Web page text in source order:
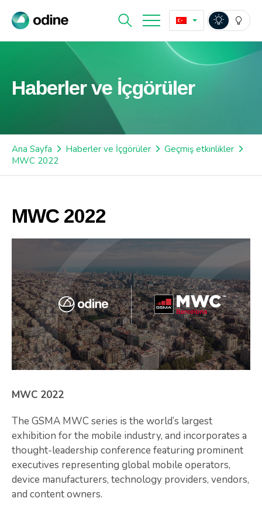
Haberler ve İçgörüler
Ana Sayfa Haberler ve İçgörüler
Geçmiş etkinlikler
MWC 2022
MWC 2022
MWC 2022
The GSMA MWC series is the world’s largest
exhibition for the mobile industry, and incorporates a
thought-leadership conference featuring prominent
executives representing global mobile operators,
device manufacturers, technology providers, vendors,
and content owners.